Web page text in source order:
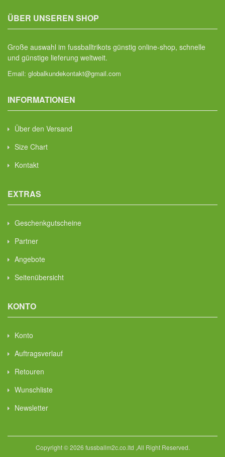
ÜBER UNSEREN SHOP
Große auswahl im fussballtrikots günstig online-shop, schnelle
und günstige lieferung weltweit.
Email: globalkundekontakt@gmail.com
INFORMATIONEN
Über den Versand
Size Chart
Kontakt
EXTRAS
Geschenkgutscheine
Partner
Angebote
Seitenübersicht
KONTO
Konto
Auftragsverlauf
Retouren
Wunschliste
Newsletter
Copyright © 2026 fussballm2c.co.ltd ,All Right Reserved.